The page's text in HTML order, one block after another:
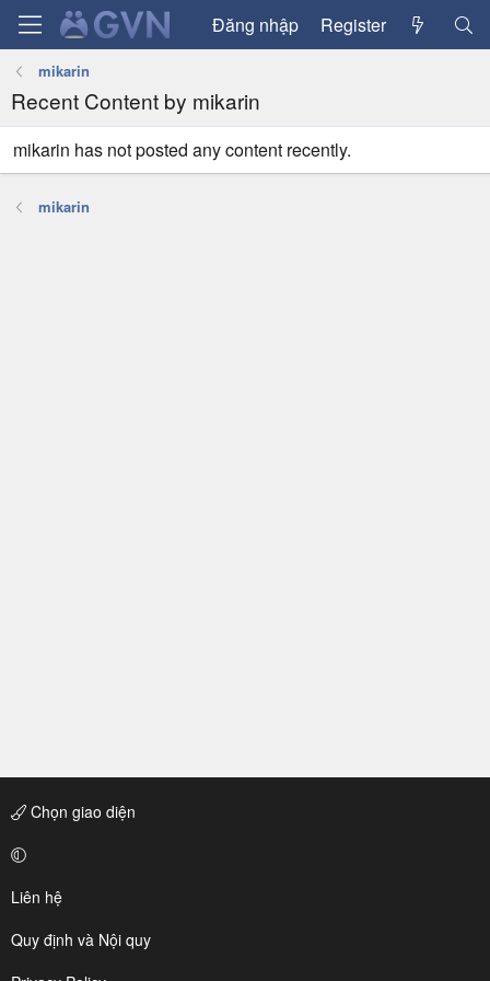
Đăng nhập Register
mikarin
Recent Content by mikarin
mikarin has not posted any content recently.
mikarin
Chọn giao diện
Liên hệ
Quy định và Nội quy